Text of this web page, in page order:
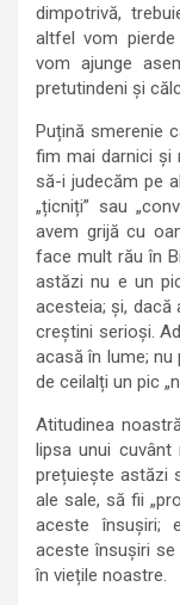
dimpotrivă,
altfel vom
vom ajunge
pretutindeni și
Puțină smerenie
fim mai darnici și
să-i judecăm pe
„țicniți” sau
avem grijă cu
face mult rău în
astăzi nu e un
acesteia; și,
creștini serioși.
acasă în lume;
de ceilalți un pic
Atitudinea
lipsa unui cuvânt
prețuiește astăzi
ale sale, să fii
aceste însușiri;
aceste însușiri
în viețile noastre.